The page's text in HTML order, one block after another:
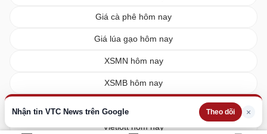
Nhận tin VTC News trên Google Theo dõi ×
Giá cà phê hôm nay
Giá lúa gạo hôm nay
XSMN hôm nay
XSMB hôm nay
Vietlott hôm nay